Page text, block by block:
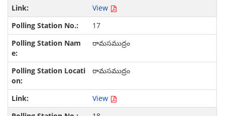
View
17
రామసముద్రం
రామసముద్రం
View